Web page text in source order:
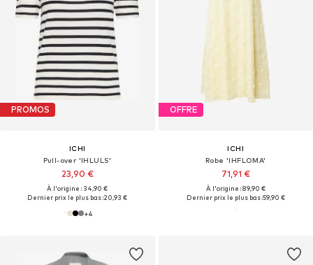
PROMOS
ICHI
Pull-over 'IHLULS'
23,90 €
À l'origine : 34,90 €
Dernier prix le plus bas :20,93 €
+4
OFFRE
ICHI
Robe 'IHFLOMA'
71,91 €
À l'origine : 89,90 €
Dernier prix le plus bas :59,90 €